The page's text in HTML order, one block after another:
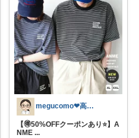
megucomo❤高身長ママ愛用品リスト
【🉐50%OFFクーポンあり⭐️】A
NME ...